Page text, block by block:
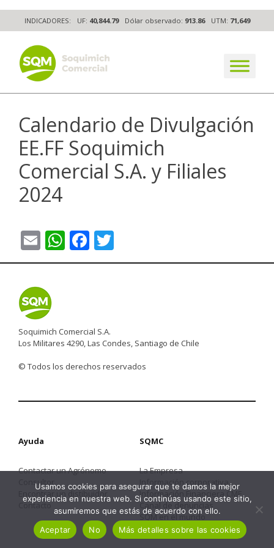
to
content
INDICADORES: UF: 40,844.79 Dólar observado: 913.86 UTM: 71,649
The worldwide business formula
Calendario de Divulgación
EE.FF Soquimich
Comercial S.A. y Filiales
2024
EmailWhatsApp
Facebook
Soquimich Comercial S.A.
Los Militares 4290, Las Condes, Santiago de Chile
© Todos los derechos reservados
Ayuda
Contactar un Agrónomo
Consultor
Encontrar un distibuidor
Contacto
SQMC
La Empresa
Información corporativa
Información Financiera CMF
Canal de denuncias
SQM en el mundo
Usamos cookies para asegurar que te damos la mejor
experiencia en nuestra web. Si continúas usando este sitio,
asumiremos que estás de acuerdo con ello.
Aceptar
No Más detalles sobre las cookies